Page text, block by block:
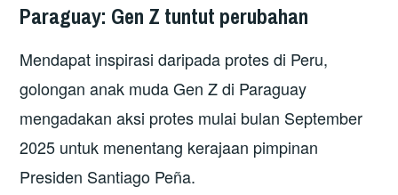
Paraguay: Gen Z tuntut perubahan
Mendapat inspirasi daripada protes di Peru,
golongan anak muda Gen Z di Paraguay
mengadakan aksi protes mulai bulan September
2025 untuk menentang kerajaan pimpinan
Presiden Santiago Peña.